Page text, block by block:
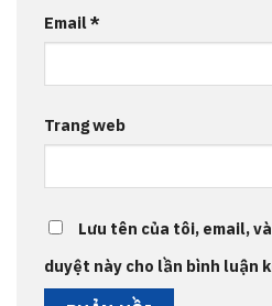
Email*
Trang web
Lưu tên của tôi, email,
duyệt này cho lần bình luận